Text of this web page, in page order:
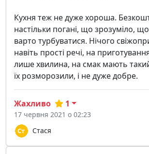
Кухня теж не дуже хороша.
настільки погані, що зрозуміло,
варто турбуватися. Нічого
навіть прості речі, на
лише хвилина, на смак мають
їх розморозили, і не дуже добре.
Стася
Жахливо 1
17 червня 2021 о 02:23